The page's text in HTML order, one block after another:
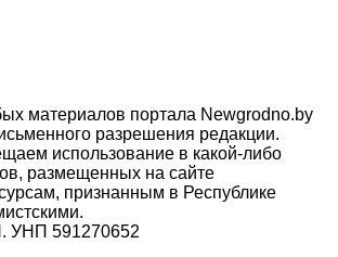
материалов портала Newgrodno.by
разрешения редакции.
использование в какой-либо
размещенных на сайте
признанным в Республике
УНП 591270652